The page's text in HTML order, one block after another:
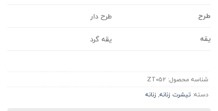
طرح
طرح دار
یقه
یقه گرد
شناسه محصول:ZT052
دسته:تیشرت زنانه,زنانه